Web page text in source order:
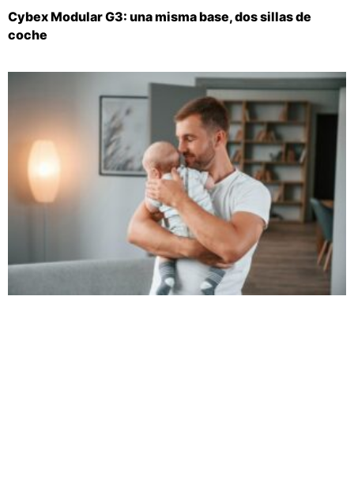
Cybex Modular G3: una misma base, dos sillas de
coche